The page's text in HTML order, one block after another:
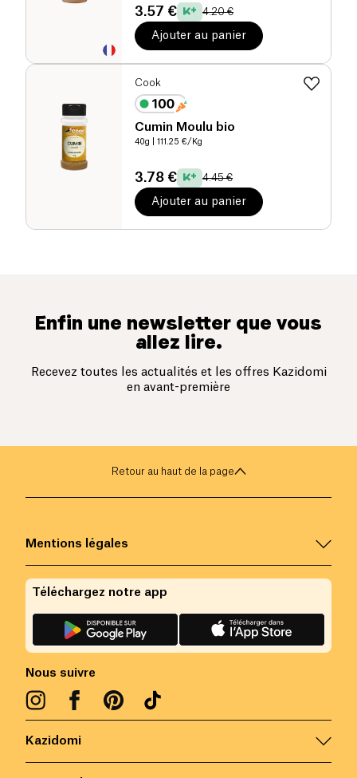
3.57 € 4.20 €
Ajouter au panier
Cook
Cumin Moulu bio
40g | 111.25 €/Kg
3.78 € 4.45 €
Ajouter au panier
Enfin une newsletter que vous
allez lire.
Recevez toutes les actualités et les offres Kazidomi
en avant-première
Retour au haut de la page
Kazidomi
Mentions légales
Nous suivre
Téléchargez notre app